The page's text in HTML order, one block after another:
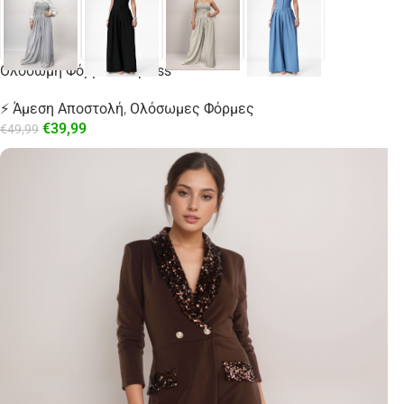
Ολόσωμη Φόρμα Strapless
⚡ Άμεση Αποστολή, Ολόσωμες Φόρμες
€49,99 €39,99